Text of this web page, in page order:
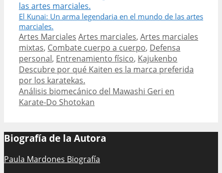
El Kunai: Un arma legendaria en el mundo de las artes
marciales.
Categories
Artes Marciales Tags
Artes marciales, Artes marciales
mixtas, Combate cuerpo a cuerpo, Defensa
personal, Entrenamiento físico, Kajukenbo
Post
navigation
Descubre por qué Kaiten es la marca preferida
por los karatekas.
Análisis biomecánico del Mawashi Geri en
Karate-Do Shotokan
Biografía de la Autora
Paula Mardones Biografía